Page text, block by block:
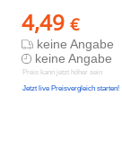
4,49 €
keine Angabe
keine Angabe
Preis kann jetzt höher sein
Jetzt live Preisvergleich starten!